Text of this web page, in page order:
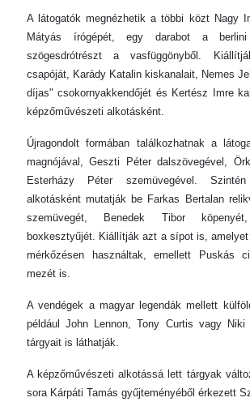
A látogatók megnézhetik a többi közt Nagy
Mátyás írógépét, egy darabot a
szögesdrótrészt a vasfüggönyből.
csapóját, Karády Katalin kiskanalait, Nemes
díjas" csokornyakkendőjét és Kertész Imre
képzőművészeti alkotásként.
Újragondolt formában találkozhatnak a
magnójával, Geszti Péter dalszövegével,
Esterházy Péter szemüvegével. Szintén
alkotásként mutatják be Farkas Bertalan
szemüvegét, Benedek Tibor
boxkesztyűjét. Kiállítják azt a sípot is, amelyet
mérkőzésen használtak, emellett Puskás
mezét is.
A vendégek a magyar legendák mellett
például John Lennon, Tony Curtis vagy Niki
tárgyait is láthatják.
A képzőművészeti alkotássá lett tárgyak
sora Kárpáti Tamás gyűjteményéből érkezett